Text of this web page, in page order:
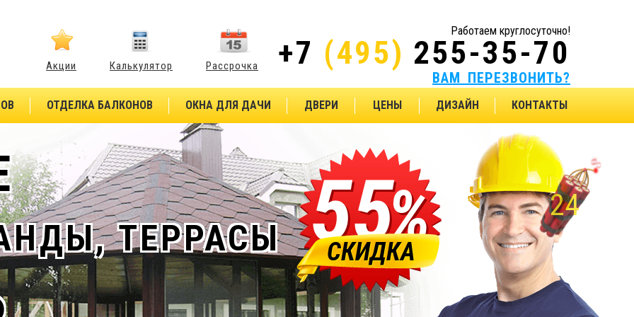
Акции Калькулятор Рассрочка
Работаем круглосуточно!
+7 (495) 255-35-70
ВАМ ПЕРЕЗВОНИТЬ?
ОТДЕЛКА БАЛКОНОВ ОКНА ДЛЯ ДАЧИ ДВЕРИ ЦЕНЫ ДИЗАЙН КОНТАКТЫ
ТЕРРАСЫ 55%
СКИДКА
23